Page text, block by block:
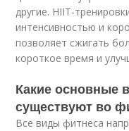
другие. HIIT-
интенсивностью и
позволяет сжигать
короткое время и
Какие основные
существуют во
Все виды фитнеса